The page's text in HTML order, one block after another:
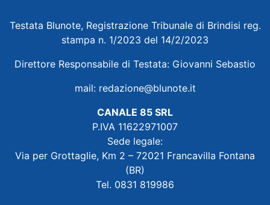
Testata Blunote, Registrazione Tribunale di Brindisi reg.
stampa n. 1/2023 del 14/2/2023
Direttore Responsabile di Testata: Giovanni Sebastio
mail: redazione@blunote.it
CANALE 85 SRL
P.IVA 11622971007
Sede legale:
Via per Grottaglie, Km 2 – 72021 Francavilla Fontana
(BR)
Tel. 0831 819986